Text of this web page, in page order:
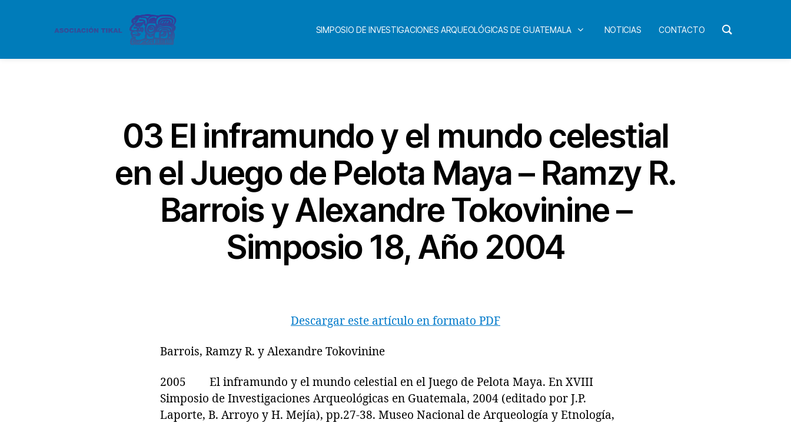
SIMPOSIO DE INVESTIGACIONES ARQUEOLÓGICAS DE GUATEMALA NOTICIAS CONTACTO
03 El inframundo y el mundo celestial
en el Juego de Pelota Maya – Ramzy R.
Barrois y Alexandre Tokovinine –
Simposio 18, Año 2004
Descargar este artículo en formato PDF
Barrois, Ramzy R. y Alexandre Tokovinine
2005 El inframundo y el mundo celestial en el Juego de Pelota Maya. En XVIII
Simposio de Investigaciones Arqueológicas en Guatemala, 2004 (editado por J.P.
Laporte, B. Arroyo y H. Mejía), pp.27-38. Museo Nacional de Arqueología y Etnología,